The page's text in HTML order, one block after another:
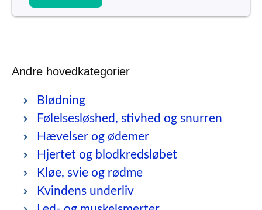
Andre hovedkategorier
Blødning
Følelsesløshed, stivhed og snurren
Hævelser og ødemer
Hjertet og blodkredsløbet
Kløe, svie og rødme
Kvindens underliv